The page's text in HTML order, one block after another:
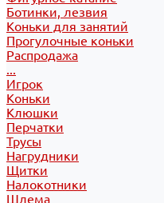
Ботинки, лезвия
Коньки для занятий
Прогулочные коньки
Распродажа
...
Игрок
Коньки
Клюшки
Перчатки
Трусы
Нагрудники
Щитки
Налокотники
Шлема